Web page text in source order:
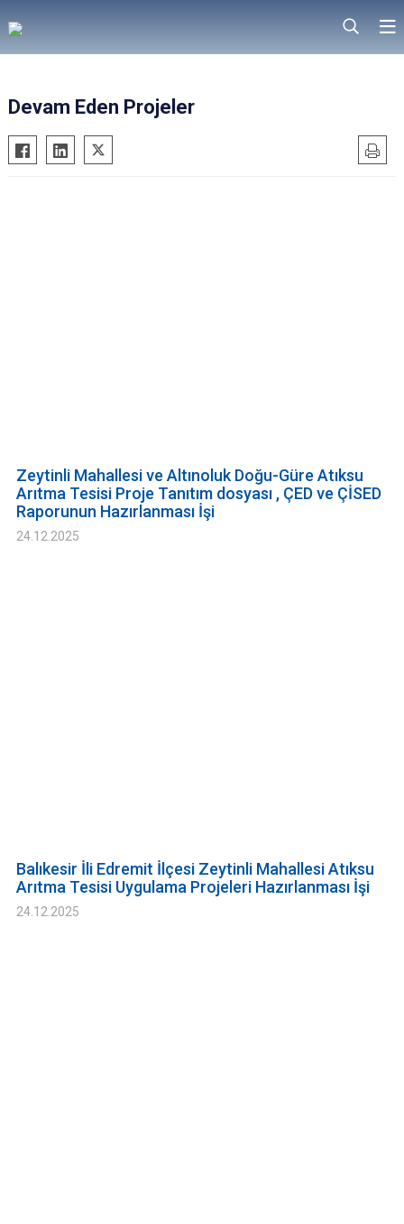
Devam Eden Projeler
Zeytinli Mahallesi ve Altınoluk Doğu-Güre Atıksu
Arıtma Tesisi Proje Tanıtım dosyası , ÇED ve ÇİSED
Raporunun Hazırlanması İşi
24.12.2025
Balıkesir İli Edremit İlçesi Zeytinli Mahallesi Atıksu
Arıtma Tesisi Uygulama Projeleri Hazırlanması İşi
24.12.2025